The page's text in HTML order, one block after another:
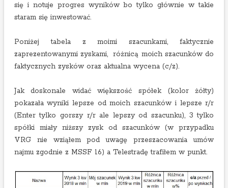
się i notuje progres wyników bo tylko głównie w takie
staram się inwestować.
Poniżej tabela z moimi szacunkami, faktycznie
zaprezentowanymi zyskami, różnicą moich szacunków do
faktycznych zysków oraz aktualna wycena (c/z).
Jak doskonale widać większość spółek (kolor żółty)
pokazała wyniki lepsze od moich szacunków i lepsze r/r
(Enter tylko gorszy r/r ale lepszy od szacunku), 3 tylko
spółki miały niższy zysk od szacunków (w przypadku
VRG nie wziąłem pod uwagę przeszacowania umów
najmu zgodnie z MSSF 16) a Telestradę trafiłem w punkt.